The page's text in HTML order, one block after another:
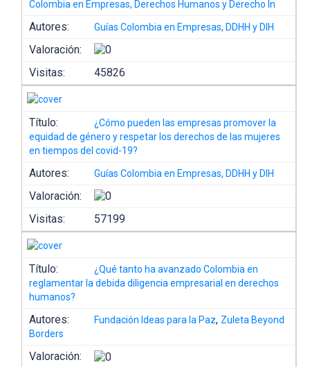
Colombia en Empresas, Derechos Humanos y Derecho In
Autores: Guías Colombia en Empresas, DDHH y DIH
Valoración:
Visitas:
45826
Título:
¿Cómo pueden las empresas promover la
equidad de género y respetar los derechos de las mujeres
en tiempos del covid-19?
Autores: Guías Colombia en Empresas, DDHH y DIH
Valoración:
Visitas:
57199
Título:
¿Qué tanto ha avanzado Colombia en
reglamentar la debida diligencia empresarial en derechos
humanos?
Autores: Fundación Ideas para la Paz, Zuleta Beyond
Borders
Valoración: